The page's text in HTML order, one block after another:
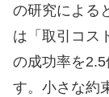
の研究による
は「取引コス
の成功率を
す。小さな約